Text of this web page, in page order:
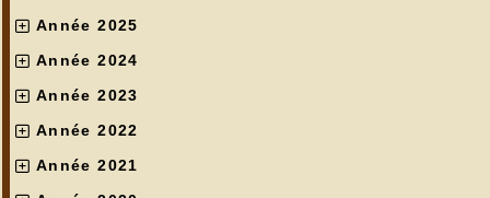
Année 2025
Année 2024
Année 2023
Année 2022
Année 2021